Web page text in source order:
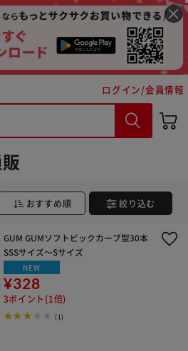
ログイン/会員情報
おすすめ順 絞り込む
GUM GUMソフトピックカーブ型30本
SSSサイズ～Sサイズ
NEW
¥328
3ポイント(1倍)
(1)
購入手続きへ